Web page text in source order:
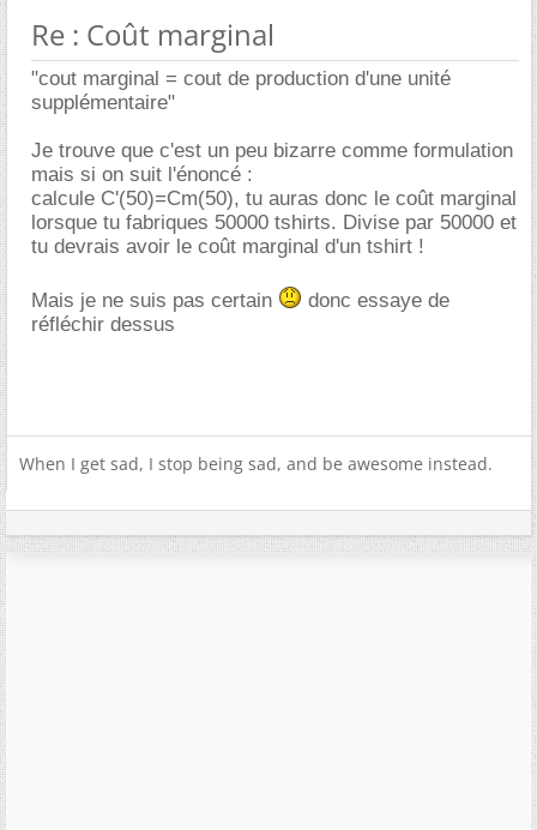
Re : Coût marginal
"cout marginal = cout de production d'une unité
supplémentaire"
Je trouve que c'est un peu bizarre comme formulation
mais si on suit l'énoncé :
calcule C'(50)=Cm(50), tu auras donc le coût marginal
lorsque tu fabriques 50000 tshirts. Divise par 50000 et
tu devrais avoir le coût marginal d'un tshirt !
Mais je ne suis pas certain
donc essaye de
réfléchir dessus
When I get sad, I stop being sad, and be awesome instead.